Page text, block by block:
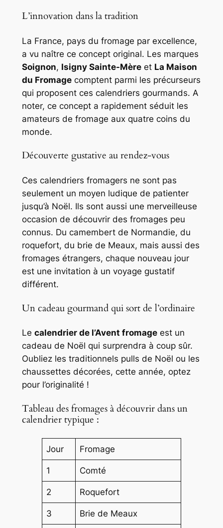
L’innovation dans la tradition
La France, pays du fromage par excellence,
a vu naître ce concept original. Les marques
Soignon, Isigny Sainte-Mèreet La Maison
du Fromagecomptent parmi les précurseurs
qui proposent ces calendriers gourmands. A
noter, ce concept a rapidement séduit les
amateurs de fromage aux quatre coins du
monde.
Découverte gustative au rendez-vous
Ces calendriers fromagers ne sont pas
seulement un moyen ludique de patienter
jusqu’à Noël. Ils sont aussi une merveilleuse
occasion de découvrir des fromages peu
connus. Du camembert de Normandie, du
roquefort, du brie de Meaux, mais aussi des
fromages étrangers, chaque nouveau jour
est une invitation à un voyage gustatif
différent.
Un cadeau gourmand qui sort de l’ordinaire
Le calendrier de l’Avent fromageest un
cadeau de Noël qui surprendra à coup sûr.
Oubliez les traditionnels pulls de Noël ou les
chaussettes décorées, cette année, optez
pour l’originalité !
Tableau des fromages à découvrir dans un
calendrier typique :
Jour Fromage
1 Comté
2 Roquefort
3 Brie de Meaux